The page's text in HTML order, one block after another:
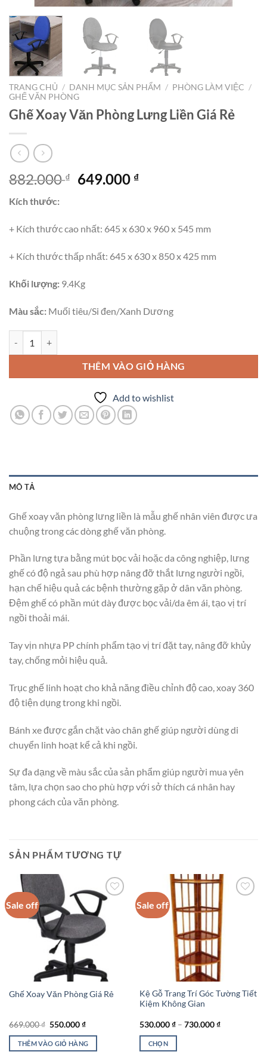
TRANG CHỦ / DANH MỤC SẢN PHẨM / PHÒNG LÀM VIỆC /
GHẾ VĂN PHÒNG
Ghế Xoay Văn Phòng Lưng Liền Giá Rẻ
882.000₫
Giá
882.000 ₫.
649.000 ₫Giá
là:
649.000 ₫.
Kích thước:
+ Kích thước cao nhất: 645 x 630 x 960 x 545 mm
+ Kích thước thấp nhất: 645 x 630 x 850 x 425 mm
Khối lượng: 9.4Kg
Màu sắc: Muối tiêu/Si đen/Xanh Dương
THÊM VÀO GIỎ HÀNG
Add to wishlist
MÔ TẢ
Ghế xoay văn phòng lưng liền là mẫu ghế nhân viên được ưa
chuộng trong các dòng ghế văn phòng.
Phần lưng tựa bằng mút bọc vải hoặc da công nghiệp, lưng
ghế có độ ngả sau phù hợp nâng đỡ thắt lưng người ngồi,
hạn chế hiệu quả các bệnh thường gặp ở dân văn phòng.
Đệm ghế có phần mút dày được bọc vải/da êm ái, tạo vị trí
ngồi thoải mái.
Tay vịn nhựa PP chính phẩm tạo vị trí đặt tay, nâng đỡ khủy
tay, chống mỏi hiệu quả.
Trục ghế linh hoạt cho khả năng điều chỉnh độ cao, xoay 360
độ tiện dụng trong khi ngồi.
Bánh xe được gắn chặt vào chân ghế giúp người dùng di
chuyển linh hoạt kể cả khi ngồi.
Sự đa dạng về màu sắc của sản phẩm giúp người mua yên
tâm, lựa chọn sao cho phù hợp với sở thích cá nhân hay
phong cách của văn phòng.
SẢN PHẨM TƯƠNG TỰ
Sale off
Add to
wishlist
Ghế Xoay Văn Phòng Giá Rẻ
669.000₫ Giá
là:
669.000 ₫.
550.000₫Giá
tại
là:
THÊM VÀO GIỎ HÀNG
Sale off
Kệ Gỗ Trang Trí Góc Tường Tiết
Kiệm Không Gian
530.000₫ – 730.000₫Khoảng
CHỌN